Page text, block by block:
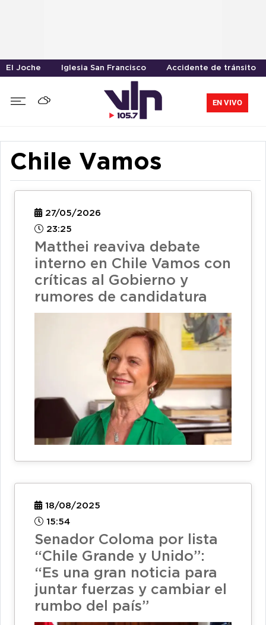
El Joche Iglesia San Francisco Accidente de tránsito
EN VIVO
Chile Vamos
27/05/2026
23:25
Matthei reaviva debate
interno en Chile Vamos con
críticas al Gobierno y
rumores de candidatura
18/08/2025
15:54
Senador Coloma por lista
“Chile Grande y Unido”:
“Es una gran noticia para
juntar fuerzas y cambiar el
rumbo del país”